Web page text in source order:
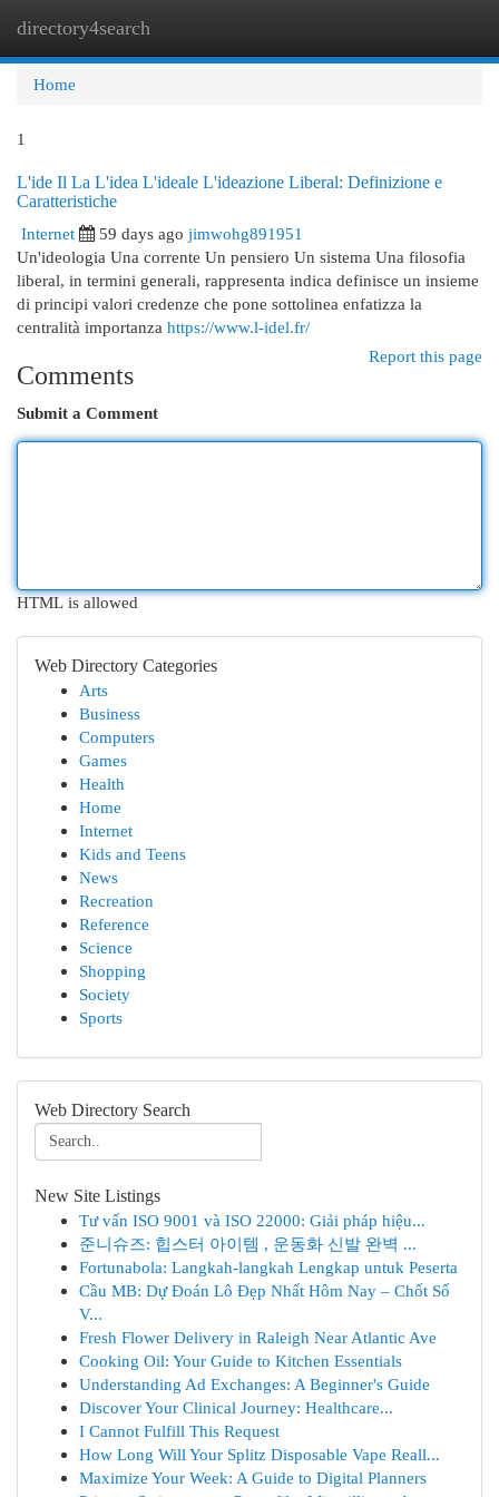
directory4search
Home
1
L'ide Il La L'idea L'ideale L'ideazione Liberal: Definizione e
Caratteristiche
Internet
59 days ago jimwohg891951
Un'ideologia Una corrente Un pensiero Un sistema Una filosofia
liberal, in termini generali, rappresenta indica definisce un insieme
di principi valori credenze che pone sottolinea enfatizza la
centralità importanza https://www.l-idel.fr/
Report this page
Comments
Submit a Comment
HTML is allowed
Web Directory Categories
Arts
Business
Computers
Games
Health
Home
Internet
Kids and Teens
News
Recreation
Reference
Science
Shopping
Society
Sports
Web Directory Search
New Site Listings
Tư vấn ISO 9001 và ISO 22000: Giải pháp hiệu...
준니슈즈: 힙스터 아이템 , 운동화 신발 완벽 ...
Fortunabola: Langkah-langkah Lengkap untuk Peserta
Cầu MB: Dự Đoán Lô Đẹp Nhất Hôm Nay – Chốt Số
V...
Fresh Flower Delivery in Raleigh Near Atlantic Ave
Cooking Oil: Your Guide to Kitchen Essentials
Understanding Ad Exchanges: A Beginner's Guide
Discover Your Clinical Journey: Healthcare...
I Cannot Fulfill This Request
How Long Will Your Splitz Disposable Vape Reall...
Maximize Your Week: A Guide to Digital Planners